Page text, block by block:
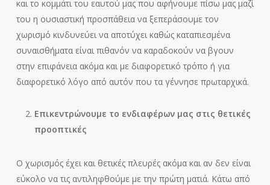
και το κομμάτι του εαυτού μας που αφήνουμε πίσω μας μαζί
του η ουσιαστική προσπάθεια να ξεπεράσουμε τον
χωρισμό κινδυνεύει να αποτύχει καθώς καταπιεσμένα
συναισθήματα είναι πιθανόν να καραδοκούν να βγουν
στην επιφάνεια ακόμα και με διαφορετικό τρόπο ή για
διαφορετικό λόγο από αυτόν που τα γέννησε πρωταρχικά.
Επικεντρώνουμε το ενδιαφέρων μας στις θετικές
προοπτικές
Ο χωρισμός έχει και θετικές πλευρές ακόμα και αν δεν είναι
εύκολο να τις αντιληφθούμε με την πρώτη ματιά. Κάτω από